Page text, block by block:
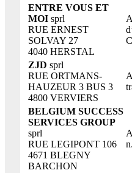
ENTRE VOUS ET
MOI sprl
RUE ERNEST
SOLVAY 27
4040 HERSTAL
ZJD sprl
RUE ORTMANS-
HAUZEUR 3 BUS 3
4800 VERVIERS
BELGIUM SUCCESS
SERVICES GROUP
sprl
RUE LEGIPONT 106
4671 BLEGNY
BARCHON